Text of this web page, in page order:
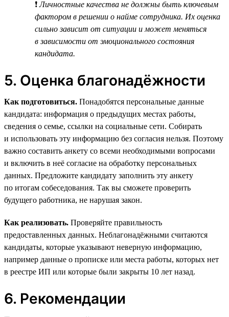
❗Личностные качества не должны быть ключевым
фактором в решении о найме сотрудника. Их оценка
сильно зависит от ситуации и может меняться
в зависимости от эмоционального состояния
кандидата.
5. Оценка благонадёжности
Как подготовиться. Понадобятся персональные данные
кандидата: информация о предыдущих местах работы,
сведения о семье, ссылки на социальные сети. Собирать
и использовать эту информацию без согласия нельзя. Поэтому
важно составить анкету со всеми необходимыми вопросами
и включить в неё согласие на обработку персональных
данных. Предложите кандидату заполнить эту анкету
по итогам собеседования. Так вы сможете проверить
будущего работника, не нарушая закон.
Как реализовать. Проверяйте правильность
предоставленных данных. Неблагонадёжными считаются
кандидаты, которые указывают неверную информацию,
например данные о прописке или места работы, которых нет
в реестре ИП или которые были закрыты 10 лет назад.
6. Рекомендации